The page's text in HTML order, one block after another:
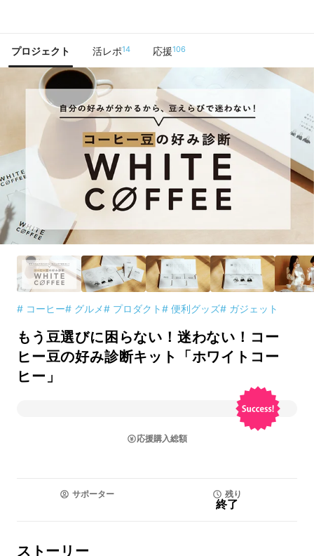
プロジェクト 活レポ14 応援106
# コーヒー# グルメ# プロダクト# 便利グッズ# ガジェット
もう豆選びに困らない！迷わない！コー
ヒー豆の好み診断キット「ホワイトコー
ヒー」
応援購入総額
サポーター 残り
終了
ストーリー